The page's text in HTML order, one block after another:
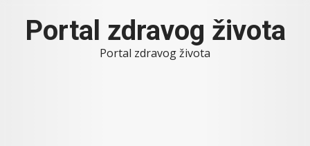
contentPortal zdravog života
Portal zdravog života